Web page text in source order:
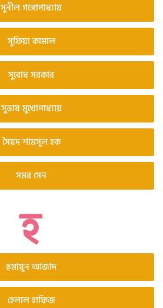
সুনীল গঙ্গোপাধ্যায়
সুফিয়া কামাল
সুবোধ সরকার
সুভাষ মুখোপাধ্যায়
সৈয়দ শামসুল হক
সমর সেন
হুমায়ুন আজাদ
হেলাল হাফিজ